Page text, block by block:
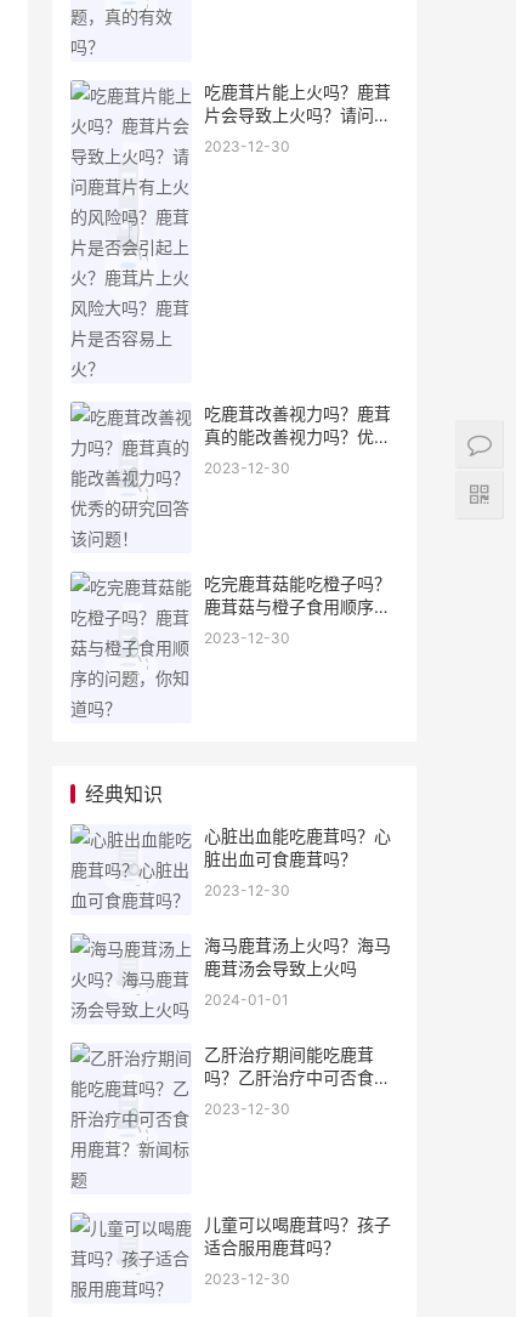
吃鹿茸片能上火吗？鹿茸
片会导致上火吗？请问鹿
茸片有上火的风险吗？鹿
2023-12-30
吃鹿茸改善视力吗？鹿茸
真的能改善视力吗？优秀
的研究回答该问题！
2023-12-30
吃完鹿茸菇能吃橙子吗？
鹿茸菇与橙子食用顺序的
问题，你知道吗？
2023-12-30
经典知识
心脏出血能吃鹿茸吗？心
脏出血可食鹿茸吗？
2023-12-30
海马鹿茸汤上火吗？海马
鹿茸汤会导致上火吗
2024-01-01
乙肝治疗期间能吃鹿茸
吗？乙肝治疗中可否食用
鹿茸？新闻标题
2023-12-30
儿童可以喝鹿茸吗？孩子
适合服用鹿茸吗？
2023-12-30